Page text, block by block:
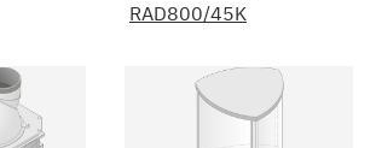
RAD800/45K